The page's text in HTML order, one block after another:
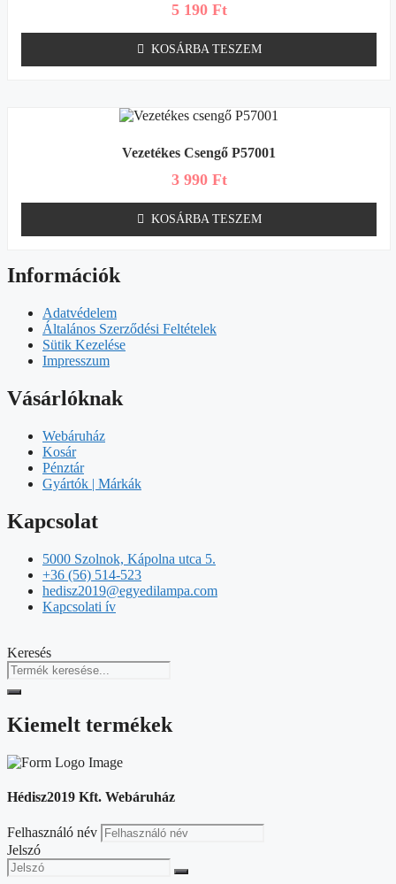
5 190 Ft
KOSÁRBA TESZEM
Vezetékes Csengő P57001
3 990 Ft
KOSÁRBA TESZEM
Információk
Adatvédelem
Általános Szerződési Feltételek
Sütik Kezelése
Impresszum
Vásárlóknak
Webáruház
Kosár
Pénztár
Gyártók | Márkák
Kapcsolat
5000 Szolnok, Kápolna utca 5.
+36 (56) 514-523
hedisz2019@egyedilampa.com
Kapcsolati ív
Keresés
Kiemelt termékek
Hédisz2019 Kft. Webáruház
Felhasználó név
Jelszó